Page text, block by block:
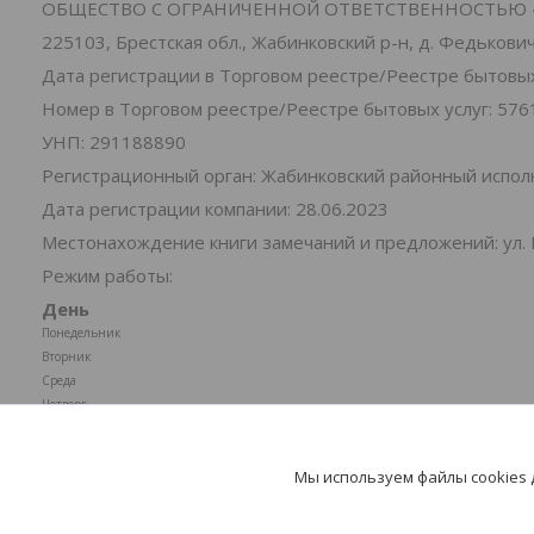
ОБЩЕСТВО С ОГРАНИЧЕННОЙ ОТВЕТСТВЕННОСТЬЮ
225103, Брестская обл., Жабинковский р-н, д.
Дата регистрации в Торговом реестре/Реестре
Номер в Торговом реестре/Реестре бытовых услуг:
УНП: 291188890
Регистрационный орган: Жабинковский районный
Дата регистрации компании: 28.06.2023
Местонахождение книги замечаний и предложений: ул.
Режим работы:
День
Понедельник
Вторник
Среда
Четверг
Мы используем файлы cookies